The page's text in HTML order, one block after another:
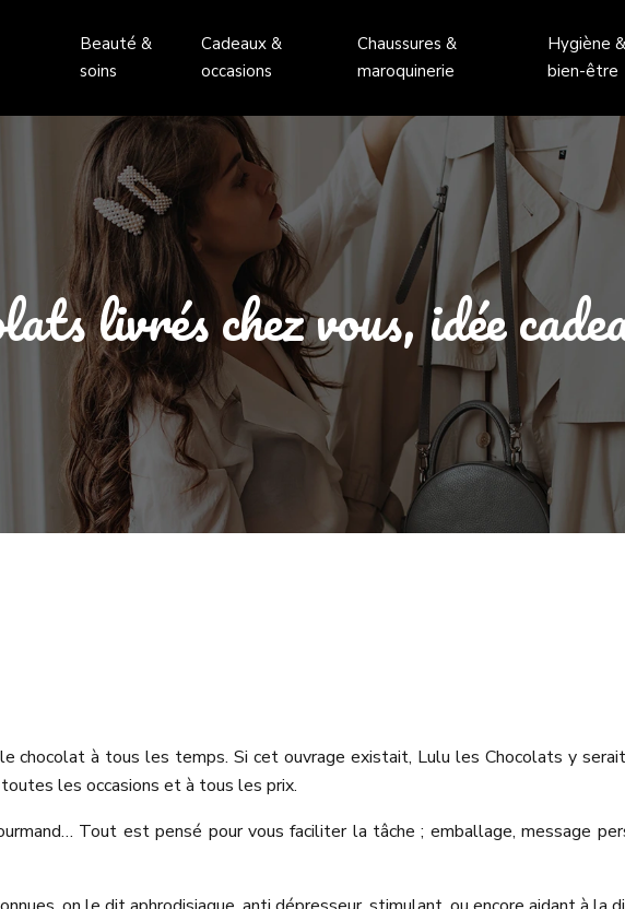
Beauté &
soins
Cadeaux &
occasions
Chaussures &
maroquinerie
Hygiène &
bien-être
livrés chez vous, idée
chocolat à tous les temps. Si cet ouvrage existait, Lulu les Chocolats y
les occasions et à tous les prix.
Tout est pensé pour vous faciliter la tâche ; emballage, message